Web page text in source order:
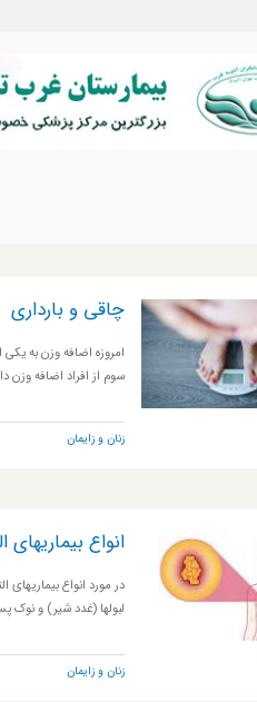
چاقی و بارداری
امروزه اضافه وزن به
سوم از افراد اضافه وزن
زنان و زایمان
انواع بیماریهای
در مورد انواع
لبولها (غدد شیر) و نوک
زنان و زایمان